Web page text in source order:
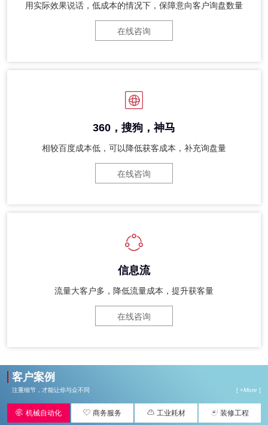
用实际效果说话，低成本的情况下，保障意向客户询盘数量
在线咨询
360，搜狗，神马
相较百度成本低，可以降低获客成本，补充询盘量
在线咨询
信息流
流量大客户多，降低流量成本，提升获客量
在线咨询
客户案例
注重细节，才能让你与众不同 [ +More ]
 机械自动化  商务服务  工业耗材  装修工程